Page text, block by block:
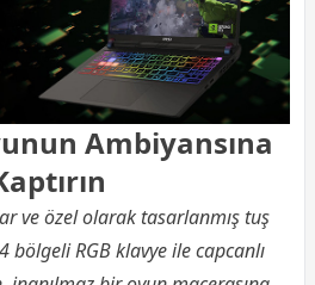
Ambiyansına
ve özel olarak tasarlanmış tuş
bölgeli RGB klavye ile capcanlı